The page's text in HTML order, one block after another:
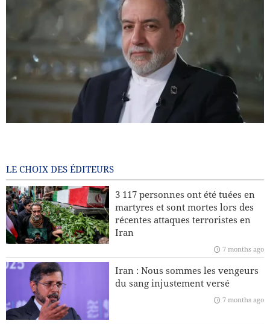
Pourquoi l’Iran insiste-t-il sur son droit à l’enrichissement
nucléaire à des fins civiles ?
Leader : La récente sédition était américaine et le président
américain en est le principal coupable
L’Europe fera-t-elle appel à l’Iran et au Yémen pour
protéger le Groenland face aux États-Unis ?
Téhéran dénonce les accusations de l’Argentine contre le
CGRI
LE CHOIX DES ÉDITEURS
3 117 personnes ont été tuées en
martyres et sont mortes lors des
récentes attaques terroristes en
Iran
7 months ago
Iran : Nous sommes les vengeurs
du sang injustement versé
7 months ago